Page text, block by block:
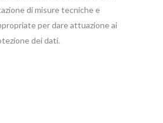
di misure tecniche e
per dare attuazione ai
dei dati.